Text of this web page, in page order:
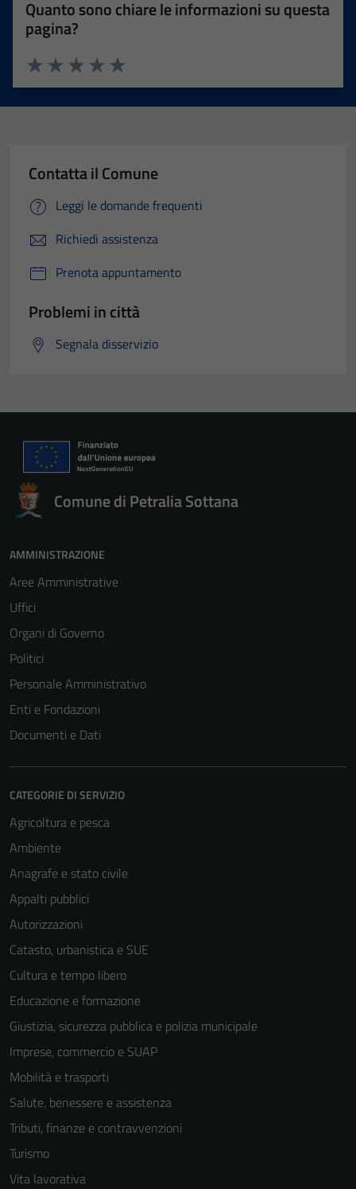
Quanto sono chiare le informazioni su questa
pagina?
Valuta 5 stelle su 5
Valuta 4 stelle su 5
Valuta 3 stelle su 5
Valuta 2 stelle su 5
Valuta 1 stelle su 5
Contatta il Comune
Leggi le domande frequenti
Richiedi assistenza
Prenota appuntamento
Problemi in città
Segnala disservizio
Comune di Petralia Sottana
AMMINISTRAZIONE
Aree Amministrative
Uffici
Organi di Governo
Politici
Personale Amministrativo
Enti e Fondazioni
Documenti e Dati
CATEGORIE DI SERVIZIO
Agricoltura e pesca
Ambiente
Anagrafe e stato civile
Appalti pubblici
Autorizzazioni
Catasto, urbanistica e SUE
Cultura e tempo libero
Educazione e formazione
Giustizia, sicurezza pubblica e polizia municipale
Imprese, commercio e SUAP
Mobilità e trasporti
Salute, benessere e assistenza
Tributi, finanze e contravvenzioni
Turismo
Vita lavorativa